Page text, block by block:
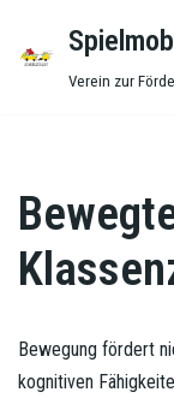
Zum
Verein zur
Bewegung fördert
kognitiven